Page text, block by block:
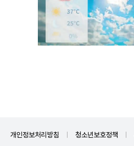
개인정보처리방침 청소년보호정책